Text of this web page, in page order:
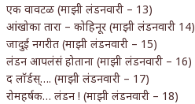
एक वावटळ (माझी लंडनवारी – 13)
आंखोका तारा – कोहिनूर (माझी लंडनवारी 14)
जादुई नगरीत (माझी लंडनवारी – 15)
लंडन आपलंसं होताना (माझी लंडनवारी – 16)
द लॉर्डस्…. (माझी लंडनवारी – 17)
रोमहर्षक… लंडन ! (माझी लंडनवारी – 18)